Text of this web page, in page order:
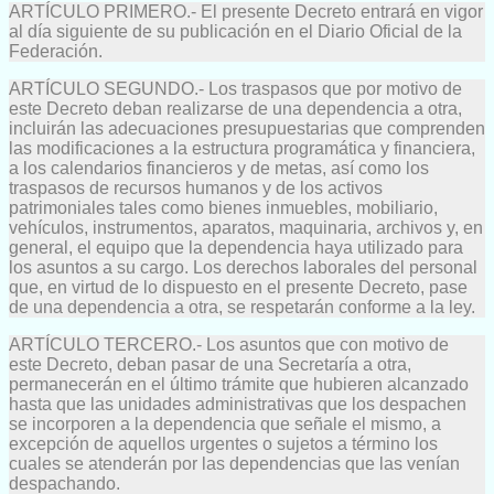
ARTÍCULO PRIMERO.- El presente Decreto entrará en vigor
al día siguiente de su publicación en el Diario Oficial de la
Federación.
ARTÍCULO SEGUNDO.- Los traspasos que por motivo de
este Decreto deban realizarse de una dependencia a otra,
incluirán las adecuaciones presupuestarias que comprenden
las modificaciones a la estructura programática y financiera,
a los calendarios financieros y de metas, así como los
traspasos de recursos humanos y de los activos
patrimoniales tales como bienes inmuebles, mobiliario,
vehículos, instrumentos, aparatos, maquinaria, archivos y, en
general, el equipo que la dependencia haya utilizado para
los asuntos a su cargo. Los derechos laborales del personal
que, en virtud de lo dispuesto en el presente Decreto, pase
de una dependencia a otra, se respetarán conforme a la ley.
ARTÍCULO TERCERO.- Los asuntos que con motivo de
este Decreto, deban pasar de una Secretaría a otra,
permanecerán en el último trámite que hubieren alcanzado
hasta que las unidades administrativas que los despachen
se incorporen a la dependencia que señale el mismo, a
excepción de aquellos urgentes o sujetos a término los
cuales se atenderán por las dependencias que las venían
despachando.